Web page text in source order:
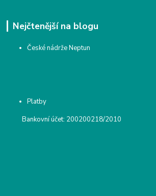
Nejčtenější na blogu
České nádrže Neptun
Platby
Bankovní účet: 200200218/2010